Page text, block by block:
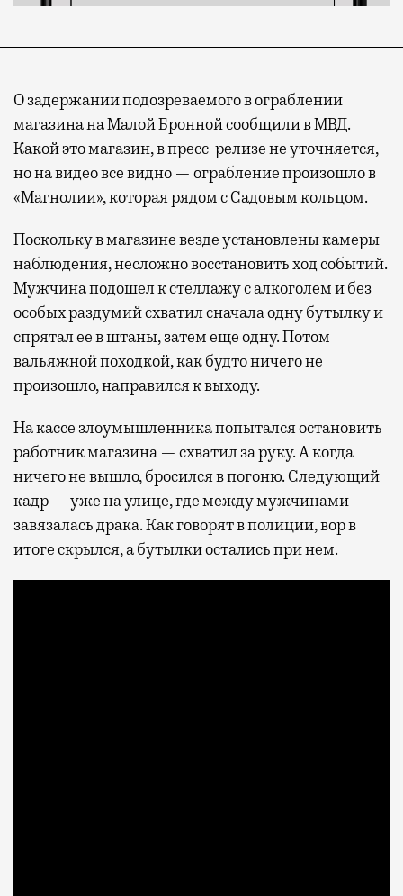
О задержании подозреваемого в ограблении
магазина на Малой Броннойсообщилив МВД.
Какой это магазин, в пресс-релизе не уточняется,
но на видео все видно — ограбление произошло в
«Магнолии», которая рядом с Садовым кольцом.
Поскольку в магазине везде установлены камеры
наблюдения, несложно восстановить ход событий.
Мужчина подошел к стеллажу с алкоголем и без
особых раздумий схватил сначала одну бутылку и
спрятал ее в штаны, затем еще одну. Потом
вальяжной походкой, как будто ничего не
произошло, направился к выходу.
На кассе злоумышленника попытался остановить
работник магазина — схватил за руку. А когда
ничего не вышло, бросился в погоню. Следующий
кадр — уже на улице, где между мужчинами
завязалась драка. Как говорят в полиции, вор в
итоге скрылся, а бутылки остались при нем.